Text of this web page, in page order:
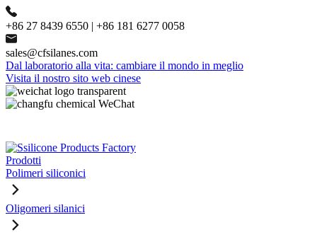
+86 27 8439 6550 | +86 181 6277 0058
sales@cfsilanes.com
Dal laboratorio alla vita: cambiare il mondo in meglio
Visita il nostro sito web cinese
Prodotti
Polimeri siliconici
Oligomeri silanici